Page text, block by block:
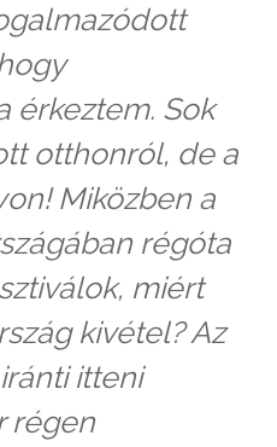
érkeztem. Sok
otthonról, de a
Miközben a
régóta
miért
kivétel? Az
itteni
régen